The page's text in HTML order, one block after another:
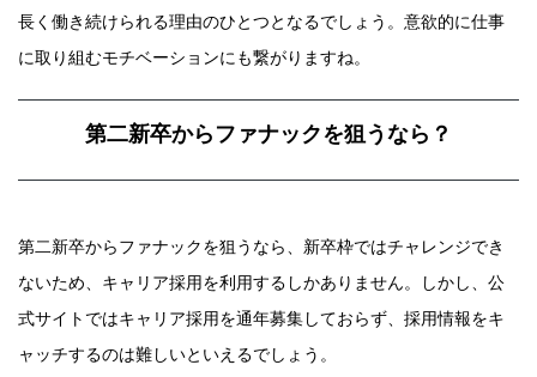
長く働き続けられる理由のひとつとなるでしょう。意欲的に仕事
に取り組むモチベーションにも繋がりますね。
第二新卒からファナックを狙うなら？
第二新卒からファナックを狙うなら、新卒枠ではチャレンジでき
ないため、キャリア採用を利用するしかありません。しかし、公
式サイトではキャリア採用を通年募集しておらず、採用情報をキ
ャッチするのは難しいといえるでしょう。